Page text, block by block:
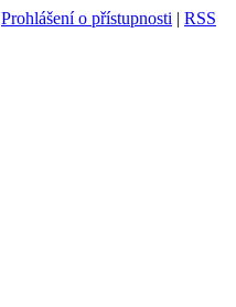
Prohlášení o přístupnosti | RSS